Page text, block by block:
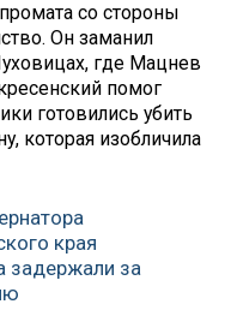
со стороны
Он заманил
где Мацнев
помог
готовились убить
которая изобличила
края
задержали за